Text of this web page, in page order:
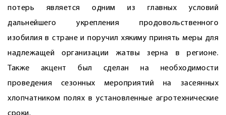
потерь является одним из главных условий
дальнейшего укрепления продовольственного
изобилия в стране и поручил хякиму принять меры для
надлежащей организации жатвы зерна в регионе.
Также акцент был сделан на необходимости
проведения сезонных мероприятий на засеянных
хлопчатником полях в установленные агротехнические